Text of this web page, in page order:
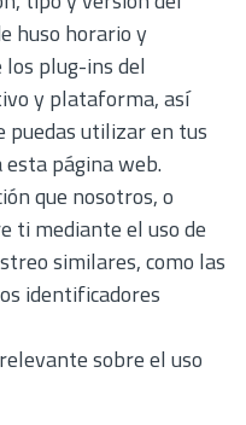
huso horario y
plug-ins del
y plataforma, así
puedas utilizar en tus
página web.
que nosotros, o
ti mediante el uso de
similares, como las
identificadores
sobre el uso